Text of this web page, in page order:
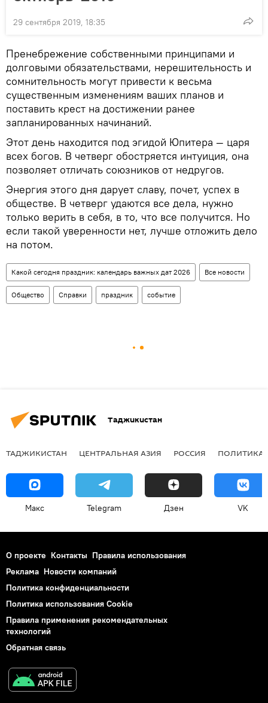
29 сентября 2019, 18:35
Пренебрежение собственными принципами и
долговыми обязательствами, нерешительность и
сомнительность могут привести к весьма
существенным изменениям ваших планов и
поставить крест на достижении ранее
запланированных начинаний.
Этот день находится под эгидой Юпитера — царя
всех богов. В четверг обостряется интуиция, она
позволяет отличать союзников от недругов.
Энергия этого дня дарует славу, почет, успех в
обществе. В четверг удаются все дела, нужно
только верить в себя, в то, что все получится. Но
если такой уверенности нет, лучше отложить дело
на потом.
Какой сегодня праздник: календарь важных дат 2026 Все новости
Общество Справки праздник событие
Таджикистан
ТАДЖИКИСТАН ЦЕНТРАЛЬНАЯ АЗИЯ РОССИЯ ПОЛИТИКА
Макс Telegram Дзен VK
О проекте Контакты Правила использования
Реклама Новости компаний
Политика конфиденциальности
Политика использования Cookie
Правила применения рекомендательных
технологий
Обратная связь